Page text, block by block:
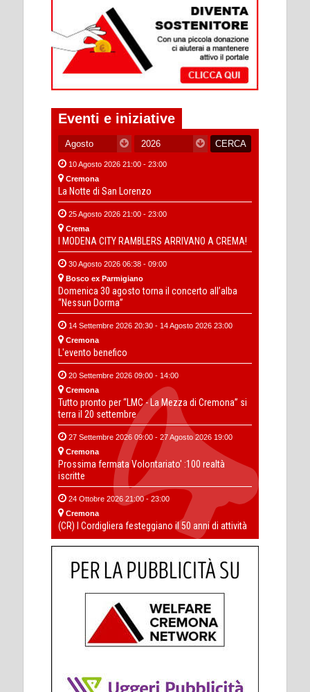
Eventi e iniziative
10 Agosto 2026 21:00 - 23:00
Cremona
La Notte di San Lorenzo
25 Agosto 2026 21:00 - 23:00
Crema
I MODENA CITY RAMBLERS ARRIVANO A CREMA!
30 Agosto 2026 06:38 - 09:00
Bosco ex Parmigiano
Domenica 30 agosto torna il concerto all’alba
“Nessun Dorma”
14 Settembre 2026 20:30 - 14 Agosto 2026 23:00
Cremona
L'evento benefico
20 Settembre 2026 09:00 - 14:00
Cremona
Tutto pronto per “LMC - La Mezza di Cremona” si
terra il 20 settembre
27 Settembre 2026 09:00 - 27 Agosto 2026 19:00
Cremona
Prossima fermata Volontariato' :100 realtà
iscritte
24 Ottobre 2026 21:00 - 23:00
Cremona
(CR) I Cordigliera festeggiano il 50 anni di attività